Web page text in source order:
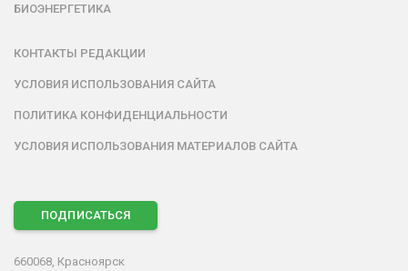
БИОЭНЕРГЕТИКА
КОНТАКТЫ РЕДАКЦИИ
УСЛОВИЯ ИСПОЛЬЗОВАНИЯ САЙТА
ПОЛИТИКА КОНФИДЕНЦИАЛЬНОСТИ
УСЛОВИЯ ИСПОЛЬЗОВАНИЯ МАТЕРИАЛОВ САЙТА
ПОДПИСАТЬСЯ
660068, Красноярск